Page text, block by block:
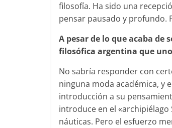
filosofía. Ha sido una
pensar pausado y profundo.
A pesar de lo que acaba de
filosófica argentina que
No sabría responder con
ninguna moda académica, y
introducción a su
introduce en el
náuticas. Pero el esfuerzo